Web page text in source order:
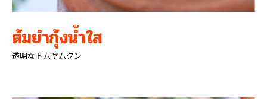
ต้มยำกุ้งน้ำใส
透明なトムヤムクン